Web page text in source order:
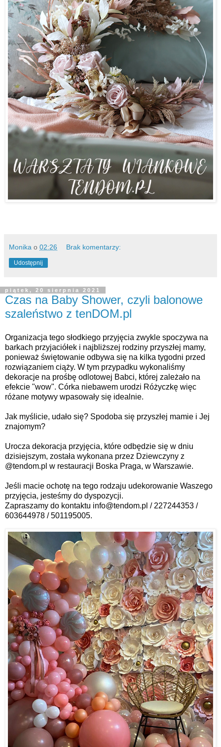
Monika o 02:26 Brak komentarzy:
Udostępnij
piątek, 20 sierpnia 2021
Czas na Baby Shower, czyli balonowe
szaleństwo z tenDOM.pl
Organizacja tego słodkiego przyjęcia zwykle spoczywa na
barkach przyjaciółek i najbliższej rodziny przyszłej mamy,
ponieważ świętowanie odbywa się na kilka tygodni przed
rozwiązaniem ciąży. W tym przypadku wykonaliśmy
dekoracje na prośbę odlotowej Babci, której zależało na
efekcie "wow". Córka niebawem urodzi Różyczkę więc
różane motywy wpasowały się idealnie.
Jak myślicie, udało się? Spodoba się przyszłej mamie i Jej
znajomym?
Urocza dekoracja przyjęcia, które odbędzie się w dniu
dzisiejszym, została wykonana przez Dziewczyny z
@tendom.pl w restauracji Boska Praga, w Warszawie.
Jeśli macie ochotę na tego rodzaju udekorowanie Waszego
przyjęcia, jesteśmy do dyspozycji.
Zapraszamy do kontaktu info@tendom.pl / 227244353 /
603644978 / 501195005.